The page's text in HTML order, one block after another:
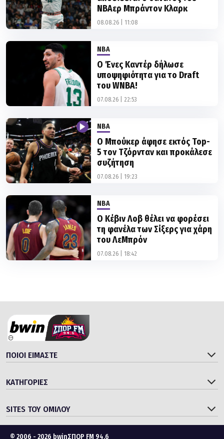
ΝΒΑερ Μπράντον Κλαρκ
08.08.26 | 11:08
NBA
Ο Ένες Καντέρ δήλωσε
υποψηφιότητα για το Draft
του WNBA!
07.08.26 | 22:53
NBA
Ο Μπούκερ άφησε εκτός Top-
5 τον Τζόρνταν και προκάλεσε
συζήτηση
07.08.26 | 19:23
NBA
Ο Κέβιν Λοβ θέλει να φορέσει
τη φανέλα των Σίξερς για χάρη
του ΛεΜπρόν
07.08.26 | 18:42
ΠΟΙΟΙ ΕΙΜΑΣΤΕ
ΚΑΤΗΓΟΡΙΕΣ
SITES ΤΟΥ ΟΜΙΛΟΥ
© 2006 - 2026 bwinΣΠΟΡ FM 94.6